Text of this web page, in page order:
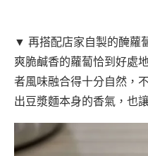
▼ 再搭配店家自製的醃蘿
爽脆鹹香的蘿蔔恰到好處
者風味融合得十分自然，
出豆漿麵本身的香氣，也